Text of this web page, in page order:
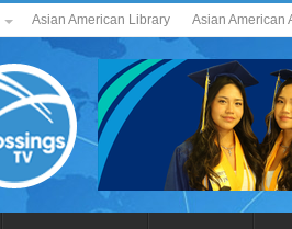
Asian American Library Asian American